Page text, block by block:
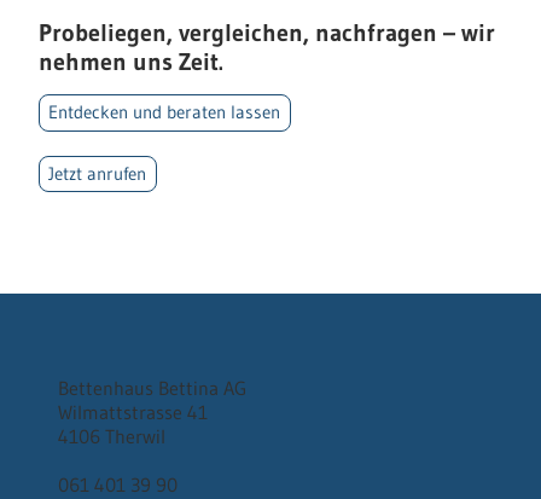
Probeliegen, vergleichen, nachfragen – wir
nehmen uns Zeit.
Entdecken und beraten lassen
Jetzt anrufen
Bettenhaus Bettina AG
Wilmattstrasse 41
4106 Therwil
061 401 39 90